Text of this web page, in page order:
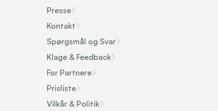
Presse
Kontakt
Spørgsmål og Svar
Klage & Feedback
For Partnere
Prisliste
Vilkår & Politik